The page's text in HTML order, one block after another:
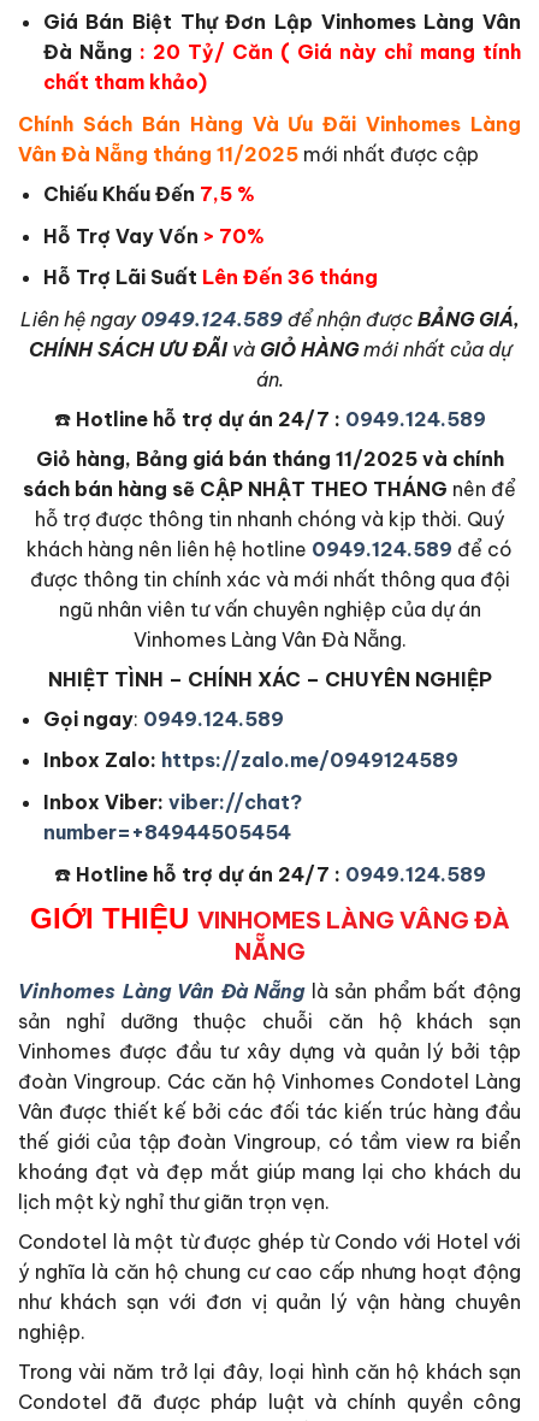
Giá Bán Biệt Thự Đơn Lập Vinhomes Làng Vân
Đà Nẵng : 20 Tỷ/ Căn ( Giá này chỉ mang tính
chất tham khảo)
Chính Sách Bán Hàng Và Ưu Đãi Vinhomes Làng
Vân Đà Nẵng tháng 11/2025 mới nhất được cập
Chiếu Khấu Đến 7,5 %
Hỗ Trợ Vay Vốn > 70%
Hỗ Trợ Lãi Suất Lên Đến 36 tháng
Liên hệ ngay 0949.124.589để nhận được BẢNG GIÁ,
CHÍNH SÁCH ƯU ĐÃIvàGIỎ HÀNGmới nhất của dự
án.
☎️Hotline hỗ trợ dự án 24/7 : 0949.124.589
Giỏ hàng, Bảng giá bán tháng 11/2025 và chính
sách bán hàng sẽ CẬP NHẬT THEO THÁNG nên để
hỗ trợ được thông tin nhanh chóng và kịp thời. Quý
khách hàng nên liên hệ hotline 0949.124.589 để có
được thông tin chính xác và mới nhất thông qua đội
ngũ nhân viên tư vấn chuyên nghiệp của dự án
Vinhomes Làng Vân Đà Nẵng.
NHIỆT TÌNH – CHÍNH XÁC – CHUYÊN NGHIỆP
Gọi ngay: 0949.124.589
Inbox Zalo: https://zalo.me/0949124589
Inbox Viber: viber://chat?
number=+84944505454
☎️Hotline hỗ trợ dự án 24/7 : 0949.124.589
GIỚI THIỆU VINHOMES LÀNG VÂNG ĐÀ
NẴNG
Vinhomes Làng Vân Đà Nẵng là sản phẩm bất động
sản nghỉ dưỡng thuộc chuỗi căn hộ khách sạn
Vinhomes được đầu tư xây dựng và quản lý bởi tập
đoàn Vingroup. Các căn hộ Vinhomes Condotel Làng
Vân được thiết kế bởi các đối tác kiến trúc hàng đầu
thế giới của tập đoàn Vingroup, có tầm view ra biển
khoáng đạt và đẹp mắt giúp mang lại cho khách du
lịch một kỳ nghỉ thư giãn trọn vẹn.
Condotel là một từ được ghép từ Condo với Hotel với
ý nghĩa là căn hộ chung cư cao cấp nhưng hoạt động
như khách sạn với đơn vị quản lý vận hàng chuyên
nghiệp.
Trong vài năm trở lại đây, loại hình căn hộ khách sạn
Condotel đã được pháp luật và chính quyền công